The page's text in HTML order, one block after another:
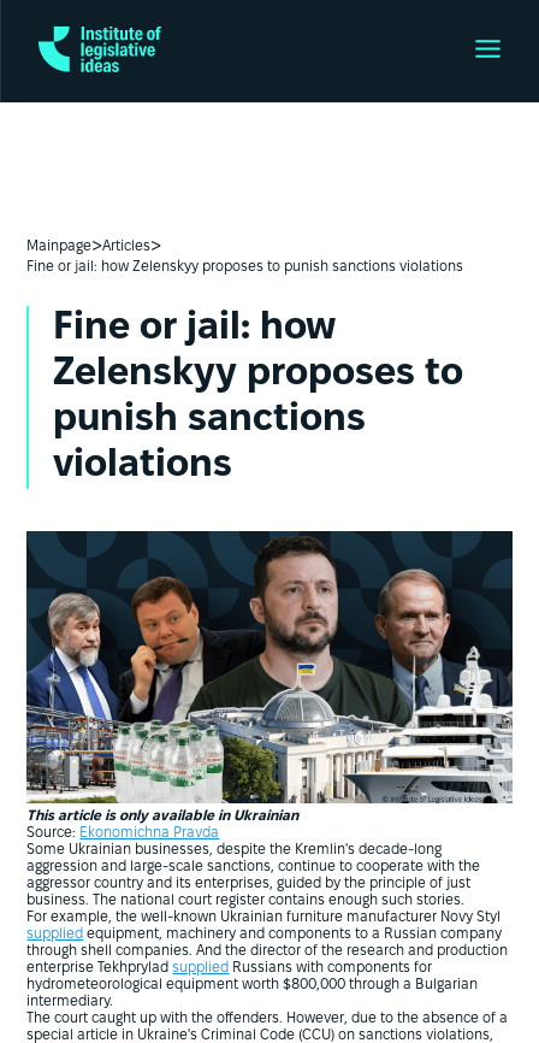
Mainpage>Articles>
Fine or jail: how Zelenskyy proposes to punish sanctions violations
Fine or jail: how
Zelenskyy proposes to
punish sanctions
violations
This article is only available in Ukrainian
Source: Ekonomichna Pravda
Some Ukrainian businesses, despite the Kremlin's decade-long
aggression and large-scale sanctions, continue to cooperate with the
aggressor country and its enterprises, guided by the principle of just
business. The national court register contains enough such stories.
For example, the well-known Ukrainian furniture manufacturer Novy Styl
supplied equipment, machinery and components to a Russian company
through shell companies. And the director of the research and production
enterprise Tekhpryladsupplied Russians with components for
hydrometeorological equipment worth $800,000 through a Bulgarian
intermediary.
The court caught up with the offenders. However, due to the absence of a
special article in Ukraine's Criminal Code (CCU) on sanctions violations,